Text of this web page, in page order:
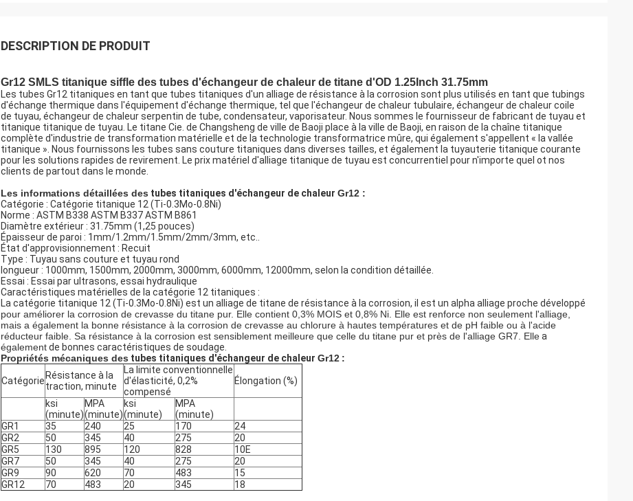
DESCRIPTION DE PRODUIT
Gr12 SMLS titanique siffle des tubes d'échangeur de chaleur de titane d'OD 1.25Inch 31.75mm
Les tubes Gr12 titaniques en tant que tubes titaniques d'un alliage de résistance à la corrosion sont plus utilisés en tant que tubings
d'échange thermique dans l'équipement d'échange thermique, tel que l'échangeur de chaleur tubulaire, échangeur de chaleur coile
de tuyau, échangeur de chaleur serpentin de tube, condensateur, vaporisateur. Nous sommes le fournisseur de fabricant de tuyau et
titanique titanique de tuyau. Le titane Cie. de Changsheng de ville de Baoji place à la ville de Baoji, en raison de la chaîne titanique
complète d'industrie de transformation matérielle et de la technologie transformatrice mûre, qui également s'appellent « la vallée
titanique ». Nous fournissons les tubes sans couture titaniques dans diverses tailles, et également la tuyauterie titanique courante
pour les solutions rapides de revirement. Le prix matériel d'alliage titanique de tuyau est concurrentiel pour n'importe quel ot nos
clients de partout dans le monde.
Les informations détaillées des tubes titaniques d'échangeur de chaleur Gr12 :
Catégorie : Catégorie titanique 12 (Ti-0.3Mo-0.8Ni)
Norme : ASTM B338 ASTM B337 ASTM B861
Diamètre extérieur : 31.75mm (1,25 pouces)
Épaisseur de paroi : 1mm/1.2mm/1.5mm/2mm/3mm, etc..
État d'approvisionnement : Recuit
Type : Tuyau sans couture et tuyau rond
longueur : 1000mm, 1500mm, 2000mm, 3000mm, 6000mm, 12000mm, selon la condition détaillée.
Essai : Essai par ultrasons, essai hydraulique
Caractéristiques matérielles de la catégorie 12 titaniques :
La catégorie titanique 12 (Ti-0.3Mo-0.8Ni) est un alliage de titane de résistance à la corrosion, il est un alpha alliage proche développé
pour améliorer la corrosion de crevasse du titane pur. Elle contient 0,3% MOIS et 0,8% Ni. Elle est renforce non seulement l'alliage,
mais a également la bonne résistance à la corrosion de crevasse au chlorure à hautes températures et de pH faible ou à l'acide
réducteur faible. Sa résistance à la corrosion est sensiblement meilleure que celle du titane pur et près de l'alliage GR7. Ellea
égalementde bonnes caractéristiques de soudage.
Propriétés mécaniques des tubes titaniques d'échangeur de chaleur Gr12 :
Catégorie Résistance à la
traction, minute
La limite conventionnelle
d'élasticité, 0,2%
compensé
Élongation (%)
ksi
(minute)
MPA
(minute)
ksi
(minute)
MPA
(minute)
GR1
35 240 25 170
24
GR2
50 345 40 275
20
GR5
130 895 120 828
10E
GR7
50 345 40 275
20
GR9
90 620 70 483
15
GR12
70 483 20 345 18